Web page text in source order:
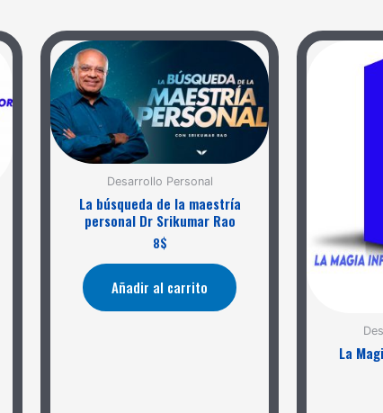
Desarrollo Personal
La búsqueda de la maestría
personal Dr Srikumar Rao
8$
Añadir al carrito
La